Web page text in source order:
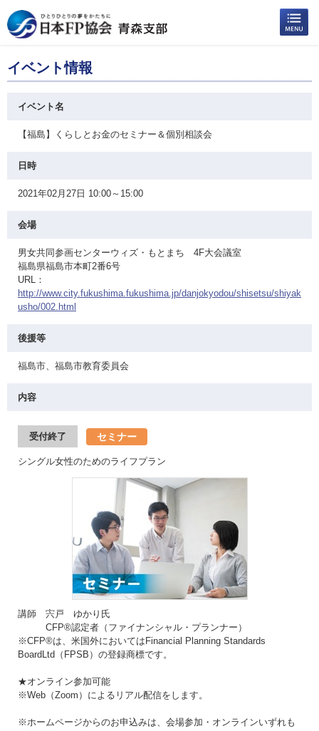
イベント情報
イベント名
【福島】くらしとお金のセミナー＆個別相談会
日時
2021年02月27日 10:00～15:00
会場
男女共同参画センターウィズ・もとまち 4F大会議室
福島県福島市本町2番6号
URL：
http://www.city.fukushima.fukushima.jp/danjokyodou/shisetsu/shiyak
usho/002.html
後援等
福島市、福島市教育委員会
内容
受付終了 セミナー
シングル女性のためのライフプラン
講師 宍戸 ゆかり氏
CFP®認定者（ファイナンシャル・プランナー）
※CFP®は、米国外においてはFinancial Planning Standards
BoardLtd（FPSB）の登録商標です。
★オンライン参加可能
※Web（Zoom）によるリアル配信をします。
※ホームページからのお申込みは、会場参加・オンラインいずれも